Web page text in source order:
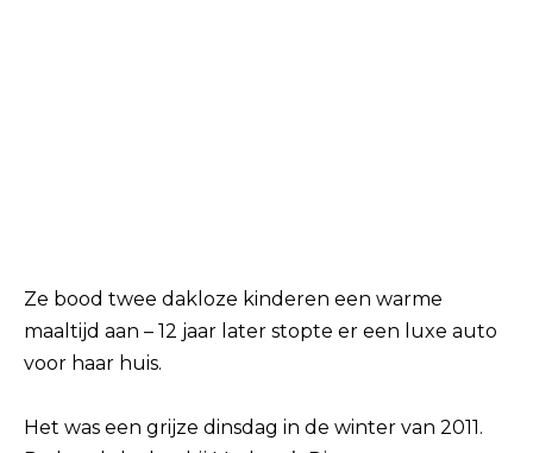
Ze bood twee dakloze kinderen een warme
maaltijd aan – 12 jaar later stopte er een luxe auto
voor haar huis.
Het was een grijze dinsdag in de winter van 2011.